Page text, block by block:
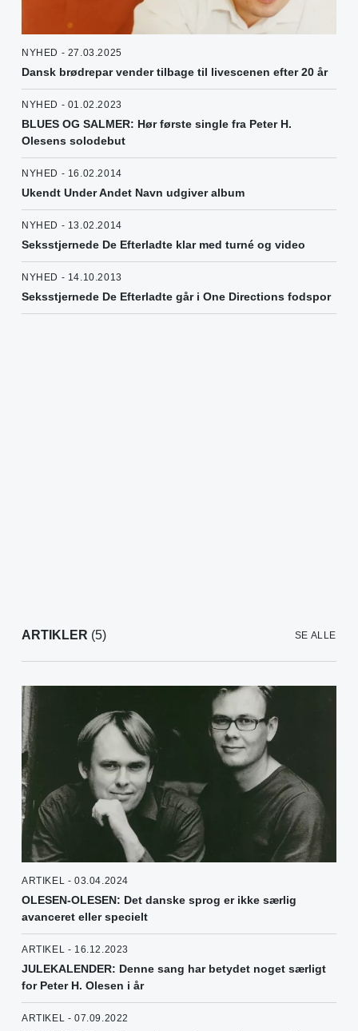
NYHED - 27.03.2025
Dansk brødrepar vender tilbage til livescenen efter 20 år
NYHED - 01.02.2023
BLUES OG SALMER: Hør første single fra Peter H.
Olesens solodebut
NYHED - 16.02.2014
Ukendt Under Andet Navn udgiver album
NYHED - 13.02.2014
Seksstjernede De Efterladte klar med turné og video
NYHED - 14.10.2013
Seksstjernede De Efterladte går i One Directions fodspor
ARTIKLER (5) SE ALLE
ARTIKEL - 03.04.2024
OLESEN-OLESEN: Det danske sprog er ikke særlig
avanceret eller specielt
ARTIKEL - 16.12.2023
JULEKALENDER: Denne sang har betydet noget særligt
for Peter H. Olesen i år
ARTIKEL - 07.09.2022